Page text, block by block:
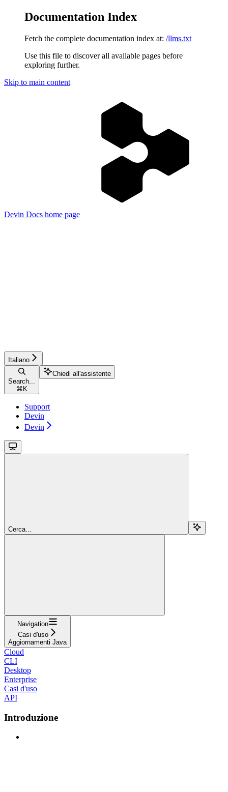
Documentation Index
Fetch the complete documentation index at: /llms.txt
Use this file to discover all available pages before
exploring further.
Skip to main content
Devin Docs home page
Italiano
Search...
⌘ K
Chiedi all'assistente
Support
Devin
Devin
Cerca...
Navigation
Casi d'uso
Aggiornamenti Java
Cloud
CLI
Desktop
Enterprise
Casi d'uso
API
Introduzione